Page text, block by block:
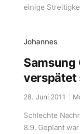
einige
Johannes
Samsung
verspätet
28. Juni 2011
Schlechte
8.9. Geplant